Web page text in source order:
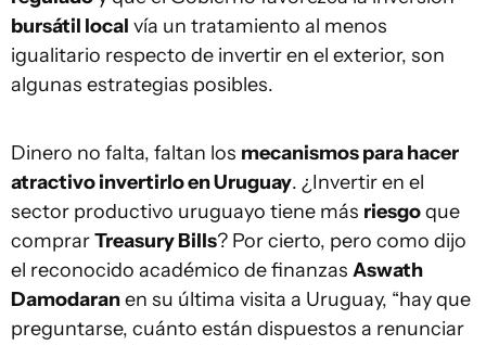
bursátil local vía un tratamiento al menos
igualitario respecto de invertir en el exterior, son
algunas estrategias posibles.
Dinero no falta, faltan los mecanismos para hacer
atractivo invertirlo en Uruguay. ¿Invertir en el
sector productivo uruguayo tiene más riesgoque
comprarTreasury Bills? Por cierto, pero como dijo
el reconocido académico de finanzas Aswath
Damodaranen su última visita a Uruguay, “hay que
preguntarse, cuánto están dispuestos a renunciar